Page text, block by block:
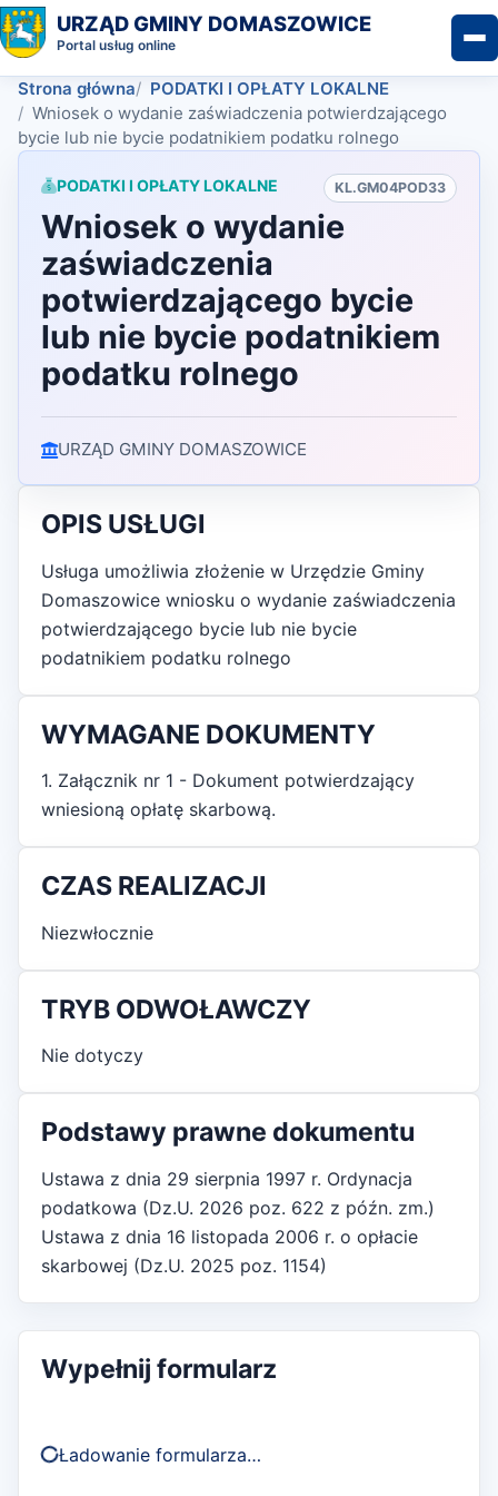
URZĄD GMINY DOMASZOWICE
Portal usług online
Strona główna
PODATKI I OPŁATY LOKALNE
Wniosek o wydanie zaświadczenia potwierdzającego
bycie lub nie bycie podatnikiem podatku rolnego
PODATKI I OPŁATY LOKALNE KL.GM04POD33
Wniosek o wydanie
zaświadczenia
potwierdzającego bycie
lub nie bycie podatnikiem
podatku rolnego
URZĄD GMINY DOMASZOWICE
OPIS USŁUGI
Usługa umożliwia złożenie w Urzędzie Gminy
Domaszowice wniosku o wydanie zaświadczenia
potwierdzającego bycie lub nie bycie
podatnikiem podatku rolnego
WYMAGANE DOKUMENTY
1. Załącznik nr 1 - Dokument potwierdzający
wniesioną opłatę skarbową.
CZAS REALIZACJI
Niezwłocznie
TRYB ODWOŁAWCZY
Nie dotyczy
Podstawy prawne dokumentu
Ustawa z dnia 29 sierpnia 1997 r. Ordynacja
podatkowa (Dz.U. 2026 poz. 622 z późn. zm.)
Ustawa z dnia 16 listopada 2006 r. o opłacie
skarbowej (Dz.U. 2025 poz. 1154)
Wypełnij formularz
Ładowanie formularza…